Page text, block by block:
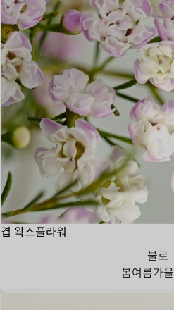
겹 왁스플라워
불로
봄여름가을